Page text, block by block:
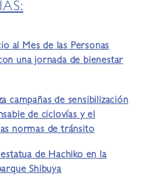
al Mes de las Personas
una jornada de bienestar
campañas de sensibilización
de ciclovías y el
normas de tránsito
de Hachiko en la
Shibuya